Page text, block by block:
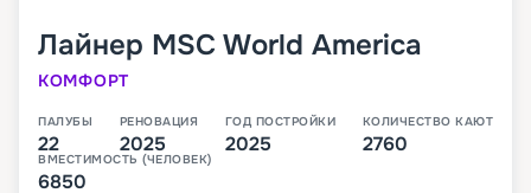
Лайнер MSC World America
КОМФОРТ
ПАЛУБЫ
22
РЕНОВАЦИЯ
2025
ГОД ПОСТРОЙКИ
2025
КОЛИЧЕСТВО КАЮТ
2760
ВМЕСТИМОСТЬ (ЧЕЛОВЕК)
6850